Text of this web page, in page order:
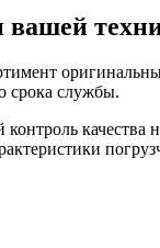
вашей
срока службы.
качества